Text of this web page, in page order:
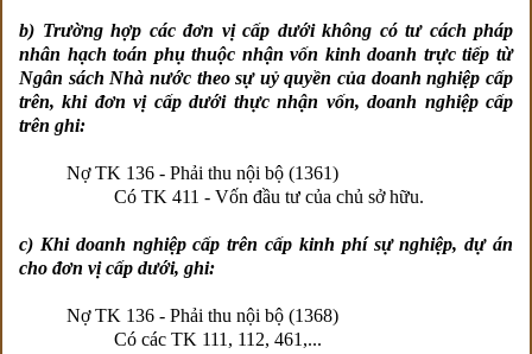
b) Trường hợp các đơn vị cấp dưới không có tư cách pháp
nhân hạch toán phụ thuộc nhận vốn kinh doanh trực tiếp từ
Ngân sách Nhà nước theo sự uỷ quyền của doanh nghiệp cấp
trên, khi đơn vị cấp dưới thực nhận vốn, doanh nghiệp cấp
trên ghi:
Nợ TK 136 - Phải thu nội bộ (1361)
Có TK 411 - Vốn đầu tư của chủ sở hữu.
c) Khi doanh nghiệp cấp trên cấp kinh phí sự nghiệp, dự án
cho đơn vị cấp dưới, ghi:
Nợ TK 136 - Phải thu nội bộ (1368)
Có các TK 111, 112, 461,...